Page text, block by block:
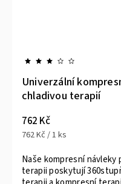
návlek pro
návleky pro chladovou
360stupňovou chladovou